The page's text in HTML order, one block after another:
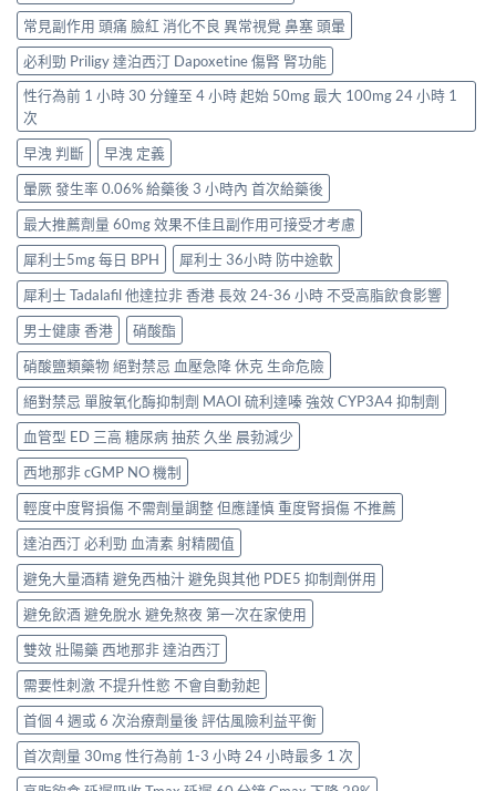
常見副作用 頭痛 臉紅 消化不良 異常視覺 鼻塞 頭暈
必利勁 Priligy 達泊西汀 Dapoxetine 傷腎 腎功能
性行為前 1 小時 30 分鐘至 4 小時 起始 50mg 最大 100mg 24 小時 1
次
早洩 判斷
早洩 定義
暈厥 發生率 0.06% 給藥後 3 小時內 首次給藥後
最大推薦劑量 60mg 效果不佳且副作用可接受才考慮
犀利士5mg 每日 BPH
犀利士 36小時 防中途軟
犀利士 Tadalafil 他達拉非 香港 長效 24-36 小時 不受高脂飲食影響
男士健康 香港
硝酸酯
硝酸鹽類藥物 絕對禁忌 血壓急降 休克 生命危險
絕對禁忌 單胺氧化酶抑制劑 MAOI 硫利達嗪 強效 CYP3A4 抑制劑
血管型 ED 三高 糖尿病 抽菸 久坐 晨勃減少
西地那非 cGMP NO 機制
輕度中度腎損傷 不需劑量調整 但應謹慎 重度腎損傷 不推薦
達泊西汀 必利勁 血清素 射精閥值
避免大量酒精 避免西柚汁 避免與其他 PDE5 抑制劑併用
避免飲酒 避免脫水 避免熬夜 第一次在家使用
雙效 壯陽藥 西地那非 達泊西汀
需要性刺激 不提升性慾 不會自動勃起
首個 4 週或 6 次治療劑量後 評估風險利益平衡
首次劑量 30mg 性行為前 1-3 小時 24 小時最多 1 次